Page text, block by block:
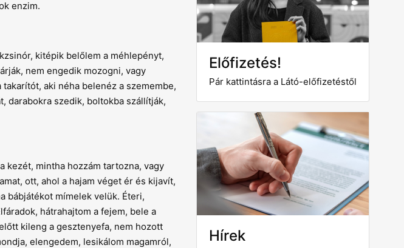
enzim.
kitépik belőlem a méhlepényt,
nem engedik mozogni, vagy
aki néha belenéz a szemembe,
darabokra szedik, boltokba szállítják,
kezét, mintha hozzám tartozna, vagy
ott, ahol a hajam véget ér és kijavít,
bábjátékot mímelek velük. Éteri,
hátrahajtom a fejem, bele a
kileng a gesztenyefa, nem hozott
elengedem, lesikálom magamról,
Előfizetés!
Pár kattintásra a Látó-előfizetéstől
Hírek